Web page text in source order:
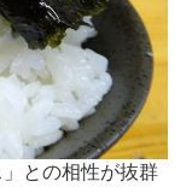
との相性が抜群